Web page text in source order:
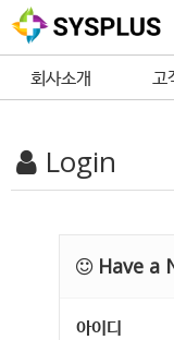
회사소개 고
Login
Have a
아이디